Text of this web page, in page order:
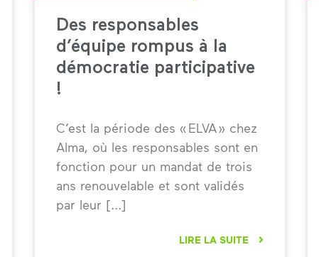
Des responsables
d’équipe rompus à la
démocratie participative
!
C’est la période des « ELVA » chez
Alma, où les responsables sont en
fonction pour un mandat de trois
ans renouvelable et sont validés
par leur
LIRE LA SUITE